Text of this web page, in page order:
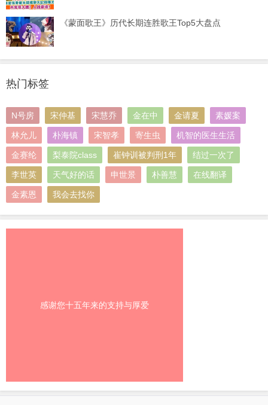
《蒙面歌王》历代长期连胜歌王Top5大盘点
热门标签
N号房 宋仲基 宋慧乔 金在中 金请夏 素媛案
林允儿 朴海镇 宋智孝 寄生虫 机智的医生生活
金赛纶 梨泰院class 崔钟训被判刑1年 结过一次了
李世英 天气好的话 申世景 朴善慧 在线翻译
金素恩 我会去找你
感谢您十五年来的支持与厚爱